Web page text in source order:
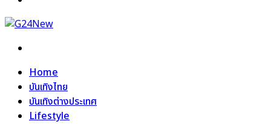
Home
บันเทิงไทย
บันเทิงต่างประเทศ
Lifestyle